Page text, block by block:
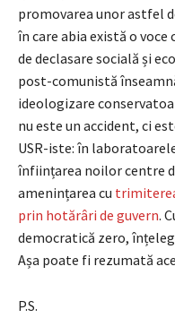
promovarea unor astfel
în care abia există o
de declasare socială și
post-comunistă
ideologizare
nu este un accident, ci
USR-iste: în
înființarea noilor centre
amenințarea cu
prin hotărâri de guvern.
democratică zero,
Așa poate fi rezumată
P.S.